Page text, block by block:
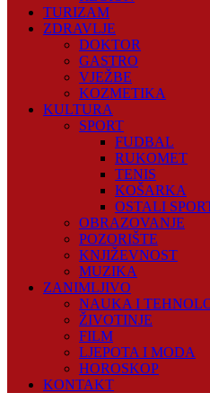
TURIZAM
ZDRAVLJE
DOKTOR
GASTRO
VJEŽBE
KOZMETIKA
KULTURA
SPORT
FUDBAL
RUKOMET
TENIS
KOŠARKA
OSTALI
OBRAZOVANJE
POZORIŠTE
KNJIŽEVNOST
MUZIKA
ZANIMLJIVO
NAUKA I
ŽIVOTINJE
FILM
LJEPOTA I MODA
HOROSKOP
KONTAKT